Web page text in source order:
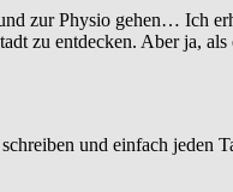
zur Physio gehen… Ich
zu entdecken. Aber ja, als
und einfach jeden